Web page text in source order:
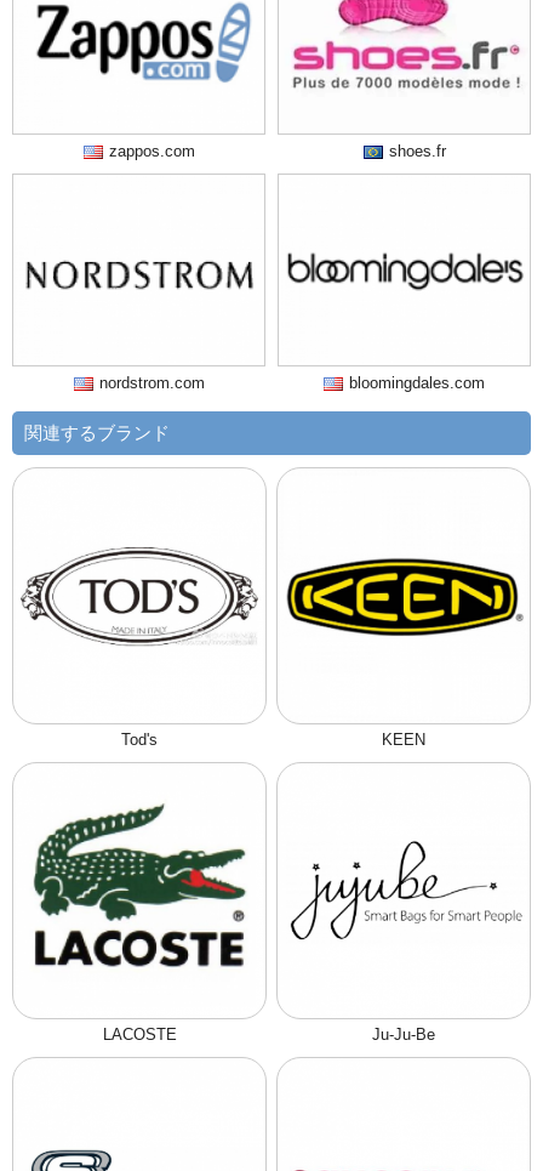
zappos.com shoes.fr
nordstrom.com bloomingdales.com
関連するブランド
Tod's KEEN
LACOSTE Ju-Ju-Be